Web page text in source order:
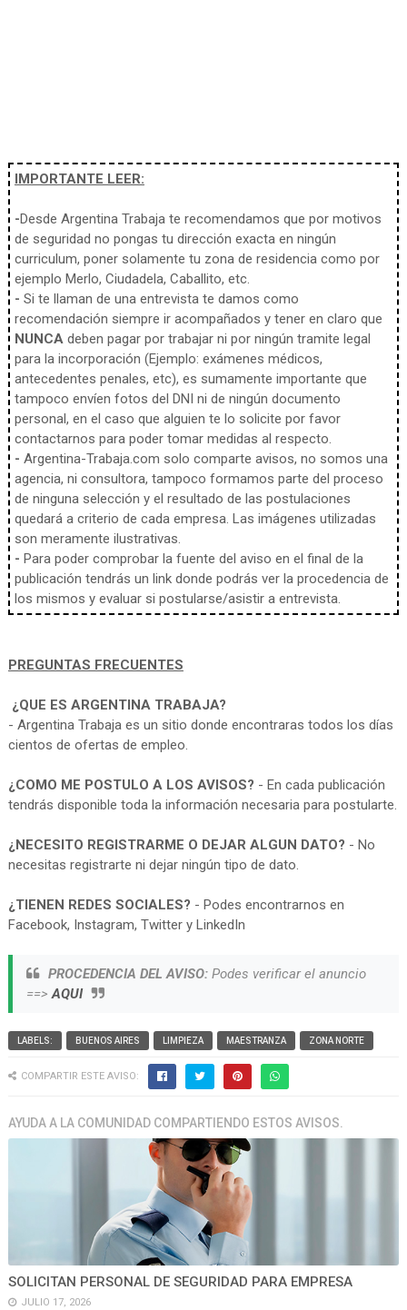
IMPORTANTE LEER:
-Desde Argentina Trabaja te recomendamos que por motivos
de seguridad no pongas tu dirección exacta en ningún
curriculum, poner solamente tu zona de residencia como por
ejemplo Merlo, Ciudadela, Caballito, etc.
- Si te llaman de una entrevista te damos como
recomendación siempre ir acompañados y tener en claro que
NUNCAdeben pagar por trabajar ni por ningún tramite legal
para la incorporación (Ejemplo: exámenes médicos,
antecedentes penales, etc), es sumamente importante que
tampoco envíen fotos del DNI ni de ningún documento
personal, en el caso que alguien te lo solicite por favor
contactarnos para poder tomar medidas al respecto.
- Argentina-Trabaja.com solo comparte avisos, no somos una
agencia, ni consultora, tampoco formamos parte del proceso
de ninguna selección y el resultado de las postulaciones
quedará a criterio de cada empresa. Las imágenes utilizadas
son meramente ilustrativas.
- Para poder comprobar la fuente del aviso en el final de la
publicación tendrás un link donde podrás ver la procedencia de
los mismos y evaluar si postularse/asistir a entrevista.
PREGUNTAS FRECUENTES
¿QUE ES ARGENTINA TRABAJA?
- Argentina Trabaja es un sitio donde encontraras todos los días
cientos de ofertas de empleo.
¿COMO ME POSTULO A LOS AVISOS? - En cada publicación
tendrás disponible toda la información necesaria para postularte.
¿NECESITO REGISTRARME O DEJAR ALGUN DATO? - No
necesitas registrarte ni dejar ningún tipo de dato.
¿TIENEN REDES SOCIALES? - Podes encontrarnos en
Facebook, Instagram, Twitter y LinkedIn
PROCEDENCIA DEL AVISO:Podes verificar el anuncio
==>AQUI
LABELS: BUENOS AIRES LIMPIEZA MAESTRANZA ZONA NORTE
COMPARTIR ESTE AVISO:
AYUDA A LA COMUNIDAD COMPARTIENDO ESTOS AVISOS.
SOLICITAN PERSONAL DE SEGURIDAD PARA EMPRESA
JULIO 17, 2026